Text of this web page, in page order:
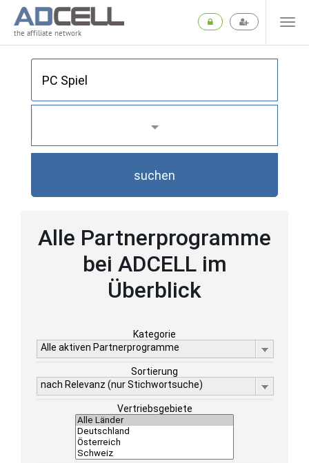
the affiliate network
suchen
Alle Partnerprogramme
bei ADCELL im
Überblick
Kategorie
Alle aktiven Partnerprogramme
Sortierung
nach Relevanz (nur Stichwortsuche)
Vertriebsgebiete